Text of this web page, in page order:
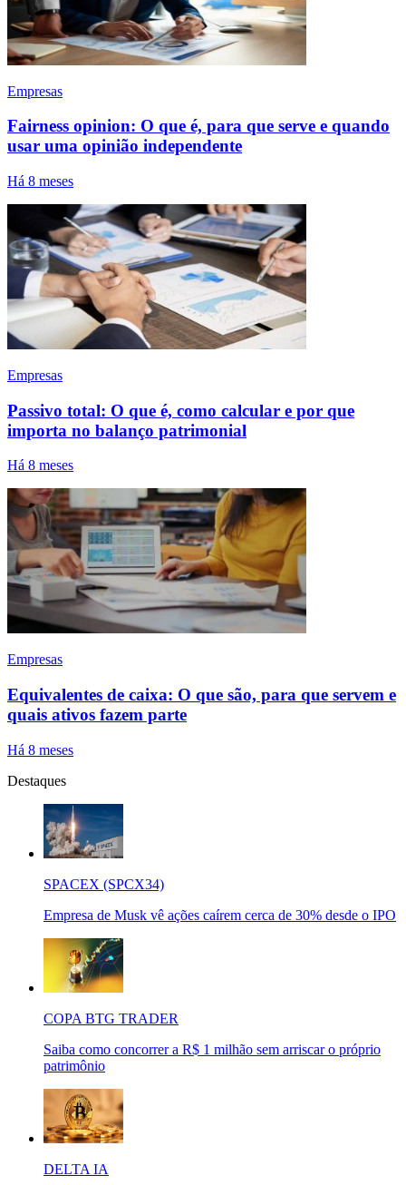
Empresas
Fairness opinion: O que é, para que serve e quando
usar uma opinião independente
Há 8 meses
Empresas
Passivo total: O que é, como calcular e por que
importa no balanço patrimonial
Há 8 meses
Empresas
Equivalentes de caixa: O que são, para que servem e
quais ativos fazem parte
Há 8 meses
Destaques
SPACEX (SPCX34)
Empresa de Musk vê ações caírem cerca de 30% desde o IPO
COPA BTG TRADER
Saiba como concorrer a R$ 1 milhão sem arriscar o próprio
patrimônio
DELTA IA